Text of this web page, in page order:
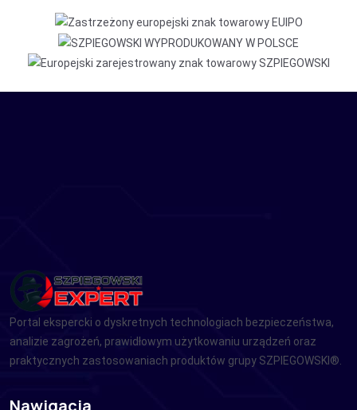
Portal ekspercki o dyskretnych technologiach bezpieczeństwa,
analizie zagrożeń, prawidłowym użytkowaniu urządzeń oraz
praktycznych zastosowaniach produktów grupy SZPIEGOWSKI®.
Nawigacja